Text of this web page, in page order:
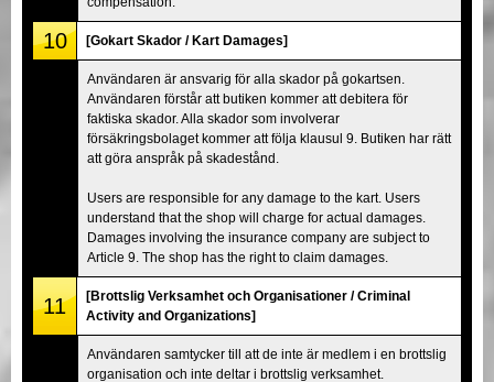
10 [Gokart Skador / Kart Damages]
Användaren är ansvarig för alla skador på gokartsen.
Användaren förstår att butiken kommer att debitera för
faktiska skador. Alla skador som involverar
försäkringsbolaget kommer att följa klausul 9. Butiken har rätt
att göra anspråk på skadestånd.
Users are responsible for any damage to the kart. Users
understand that the shop will charge for actual damages.
Damages involving the insurance company are subject to
Article 9. The shop has the right to claim damages.
11
[Brottslig Verksamhet och Organisationer / Criminal
Activity and Organizations]
Användaren samtycker till att de inte är medlem i en brottslig
organisation och inte deltar i brottslig verksamhet.